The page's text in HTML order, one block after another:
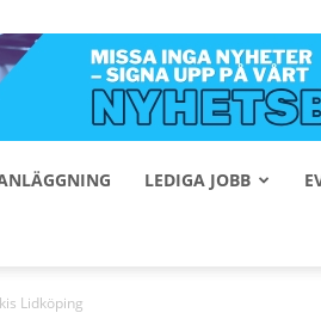
LEDIGA JOBB
Lidköping